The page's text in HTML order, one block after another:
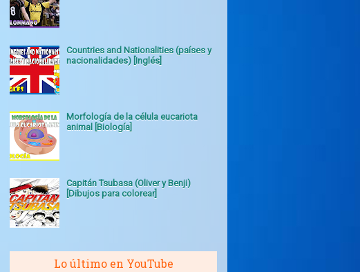
Countries and Nationalities (países y
nacionalidades) [Inglés]
Morfología de la célula eucariota
animal [Biología]
Capitán Tsubasa (Oliver y Benji)
[Dibujos para colorear]
Lo último en YouTube